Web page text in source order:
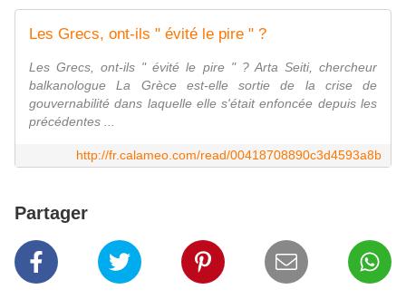
Les Grecs, ont-ils " évité le pire " ?
Les Grecs, ont-ils " évité le pire " ? Arta Seiti, chercheur
balkanologue La Grèce est-elle sortie de la crise de
gouvernabilité dans laquelle elle s'était enfoncée depuis les
précédentes ...
http://fr.calameo.com/read/00418708890c3d4593a8b
Partager